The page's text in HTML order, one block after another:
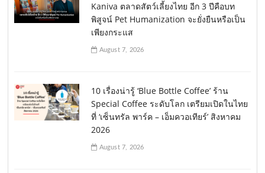
Kaniva ตลาดสัตว์เลี้ยงไทย อีก 3 ปีคือบท
พิสูจน์ Pet Humanization จะยั่งยืนหรือเป็น
เพียงกระแส
August 7, 2026
10 เรื่องน่ารู้ ‘Blue Bottle Coffee’ ร้าน
Special Coffee ระดับโลก เตรียมเปิดในไทย
ที่ ‘เซ็นทรัล พาร์ค – เอ็มควอเทียร์’ สิงหาคม
2026
August 7, 2026